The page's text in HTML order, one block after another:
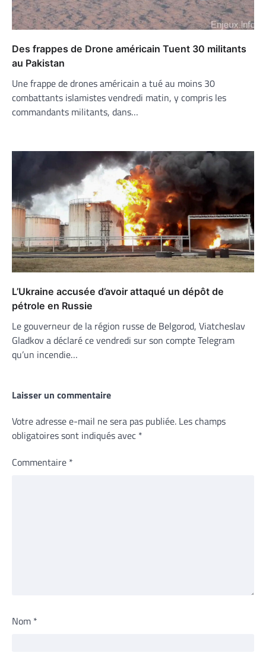
Des frappes de Drone américain Tuent 30 militants
au Pakistan
Une frappe de drones américain a tué au moins 30
combattants islamistes vendredi matin, y compris les
commandants militants, dans…
L’Ukraine accusée d’avoir attaqué un dépôt de
pétrole en Russie
Le gouverneur de la région russe de Belgorod, Viatcheslav
Gladkov a déclaré ce vendredi sur son compte Telegram
qu’un incendie…
Laisser un commentaire
Votre adresse e-mail ne sera pas publiée. Les champs
obligatoires sont indiqués avec *
Commentaire *
Nom *